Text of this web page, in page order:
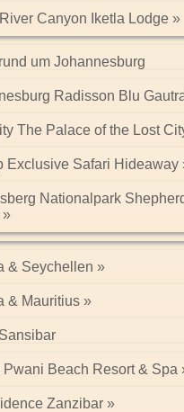
Canyon Iketla Lodge
um Johannesburg
Radisson Blu
The Palace of the Lost
Exclusive Safari Hideaway
Nationalpark
& Seychellen
& Mauritius
Pwani Beach Resort & Spa
Zanzibar